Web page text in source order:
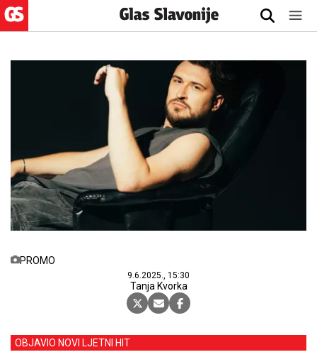
PROMO
9.6.2025., 15:30
Tanja Kvorka
OBJAVIO NOVI LJETNI HIT